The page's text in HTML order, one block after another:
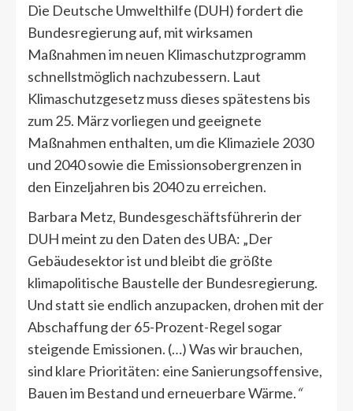
Die Deutsche Umwelthilfe (DUH) fordert die
Bundesregierung auf, mit wirksamen
Maßnahmen im neuen Klimaschutzprogramm
schnellstmöglich nachzubessern. Laut
Klimaschutzgesetz muss dieses spätestens bis
zum 25. März vorliegen und geeignete
Maßnahmen enthalten, um die Klimaziele 2030
und 2040 sowie die Emissionsobergrenzen in
den Einzeljahren bis 2040 zu erreichen.
Barbara Metz, Bundesgeschäftsführerin der
DUH meint zu den Daten des UBA: „Der
Gebäudesektor ist und bleibt die größte
klimapolitische Baustelle der Bundesregierung.
Und statt sie endlich anzupacken, drohen mit der
Abschaffung der 65-Prozent-Regel sogar
steigende Emissionen. (…) Was wir brauchen,
sind klare Prioritäten: eine Sanierungsoffensive,
Bauen im Bestand und erneuerbare Wärme.“